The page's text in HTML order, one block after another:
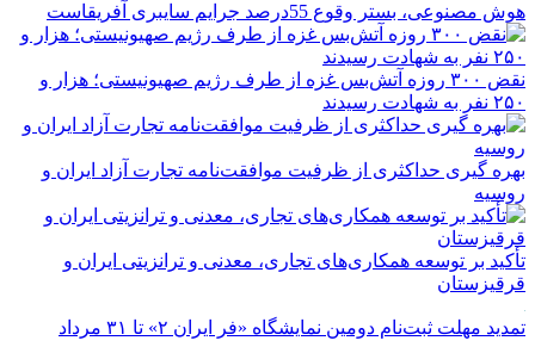
هوش مصنوعی، بستر وقوع 55درصد جرایم سایبری آفریقاست
نقض ۳۰۰ روزه آتش‌بس غزه از طرف رژیم صهیونیستی؛ هزار و
۲۵۰ نفر به شهادت رسیدند
بهره گیری حداکثری از ظرفیت موافقت‌نامه تجارت آزاد ایران و
روسیه
تأکید بر توسعه همکاری‌های تجاری، معدنی و ترانزیتی ایران و
قرقیزستان
تمدید مهلت ثبت‌نام دومین نمایشگاه «فر ایران ۲» تا ۳۱ مرداد